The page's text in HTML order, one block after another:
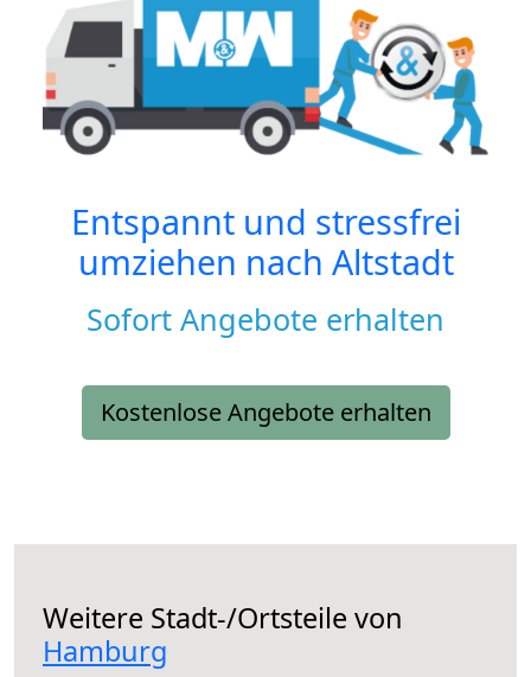
Entspannt und stressfrei
umziehen nach Altstadt
Sofort Angebote erhalten
Kostenlose Angebote erhalten
Weitere Stadt-/Ortsteile von
Hamburg